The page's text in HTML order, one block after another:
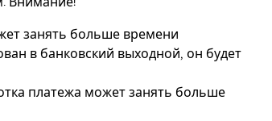
занять больше времени
в банковский выходной, он будет
платежа может занять больше